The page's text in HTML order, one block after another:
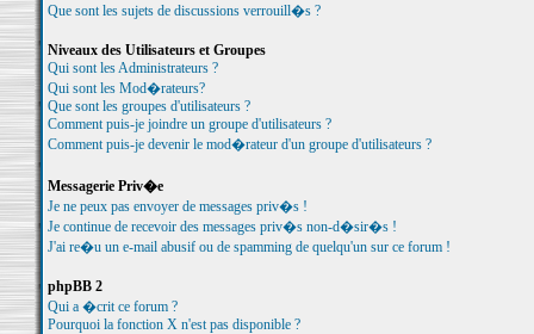
Que sont les sujets de discussions verrouill�s ?
Niveaux des Utilisateurs et Groupes
Qui sont les Administrateurs ?
Qui sont les Mod�rateurs?
Que sont les groupes d'utilisateurs ?
Comment puis-je joindre un groupe d'utilisateurs ?
Comment puis-je devenir le mod�rateur d'un groupe d'utilisateurs ?
Messagerie Priv�e
Je ne peux pas envoyer de messages priv�s !
Je continue de recevoir des messages priv�s non-d�sir�s !
J'ai re�u un e-mail abusif ou de spamming de quelqu'un sur ce forum !
phpBB 2
Qui a �crit ce forum ?
Pourquoi la fonction X n'est pas disponible ?